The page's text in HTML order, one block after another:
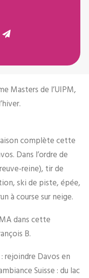
Masters de l’UIPM,
complète cette
Dans l’ordre de
reine), tir de
ski de piste, épée,
à course sur neige.
dans cette
B.
rejoindre Davos en
Suisse : du lac